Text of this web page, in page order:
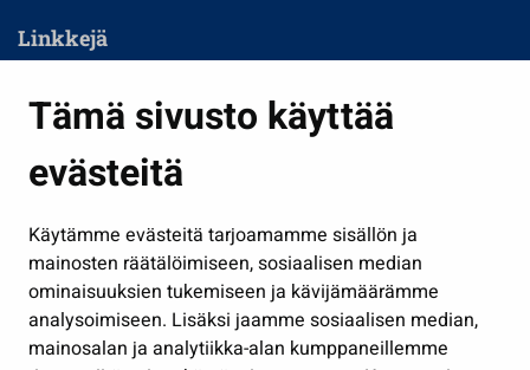
Tämä sivusto käyttää
evästeitä
Käytämme evästeitä tarjoamamme sisällön ja
mainosten räätälöimiseen, sosiaalisen median
ominaisuuksien tukemiseen ja kävijämäärämme
analysoimiseen. Lisäksi jaamme sosiaalisen median,
mainosalan ja analytiikka-alan kumppaneillemme
Linkkejä
Kasvatus ja opetus
Kulttuuri ja liikunta
Työ ja yrittäminen
Osallistu ja asioi
Näytä omat evästeasetukseni